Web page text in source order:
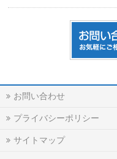
お問い合わせ
プライバシーポリシー
サイトマップ